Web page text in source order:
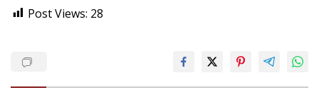
Post Views: 28